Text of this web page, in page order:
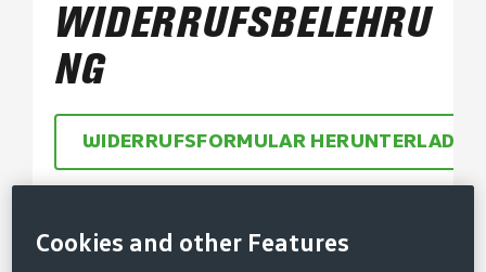
WIDERRUFSBELEHRU
NG
WIDERRUFSFORMULAR HERUNTERLADEN
ZUM ONLINE-WIDERRUF
Cookies and other Features